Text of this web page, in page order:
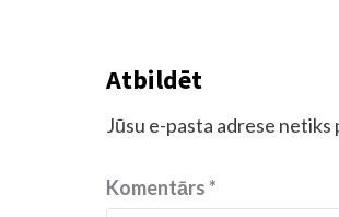
Atbildēt
Jūsu e-pasta adrese netiks
Komentārs*